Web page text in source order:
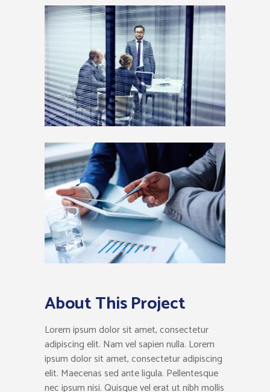
About This Project
Lorem ipsum dolor sit amet, consectetur
adipiscing elit. Nam vel sapien nulla. Lorem
ipsum dolor sit amet, consectetur adipiscing
elit. Maecenas sed ante ligula. Pellentesque
nec ipsum nisi. Quisque vel erat ut nibh mollis